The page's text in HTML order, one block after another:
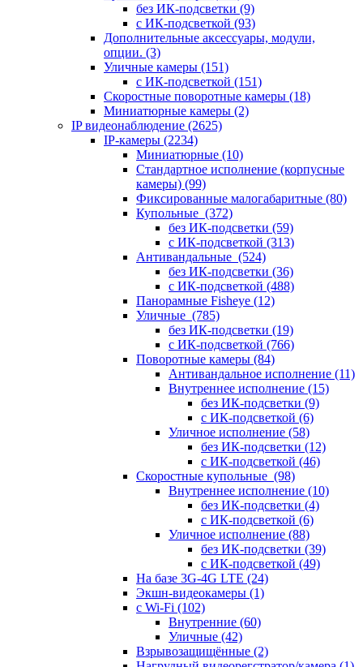
без ИК-подсветки (9)
с ИК-подсветкой (93)
Дополнительные аксессуары, модули,
опции. (3)
Уличные камеры (151)
с ИК-подсветкой (151)
Скоростные поворотные камеры (18)
Миниатюрные камеры (2)
IP видеонаблюдение (2625)
IP-камеры (2234)
Миниатюрные (10)
Стандартное исполнение (корпусные
камеры) (99)
Фиксированные малогабаритные (80)
Купольные (372)
без ИК-подсветки (59)
с ИК-подсветкой (313)
Антивандальные (524)
без ИК-подсветки (36)
с ИК-подсветкой (488)
Панорамные Fisheye (12)
Уличные (785)
без ИК-подсветки (19)
с ИК-подсветкой (766)
Поворотные камеры (84)
Антивандальное исполнение (11)
Внутреннее исполнение (15)
без ИК-подсветки (9)
с ИК-подсветкой (6)
Уличное исполнение (58)
без ИК-подсветки (12)
с ИК-подсветкой (46)
Скоростные купольные (98)
Внутреннее исполнение (10)
без ИК-подсветки (4)
с ИК-подсветкой (6)
Уличное исполнение (88)
без ИК-подсветки (39)
с ИК-подсветкой (49)
На базе 3G-4G LTE (24)
Экшн-видеокамеры (1)
с Wi-Fi (102)
Внутренние (60)
Уличные (42)
Взрывозащищённые (2)